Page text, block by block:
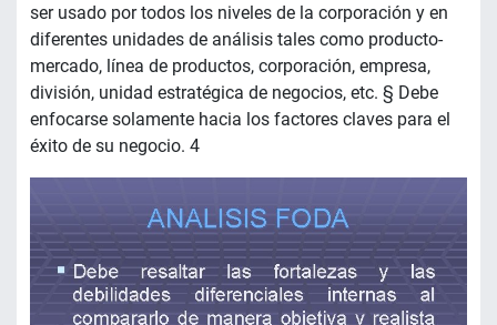
ser usado por todos los niveles de la corporación y en
diferentes unidades de análisis tales como producto-
mercado, línea de productos, corporación, empresa,
división, unidad estratégica de negocios, etc. § Debe
enfocarse solamente hacia los factores claves para el
éxito de su negocio. 4